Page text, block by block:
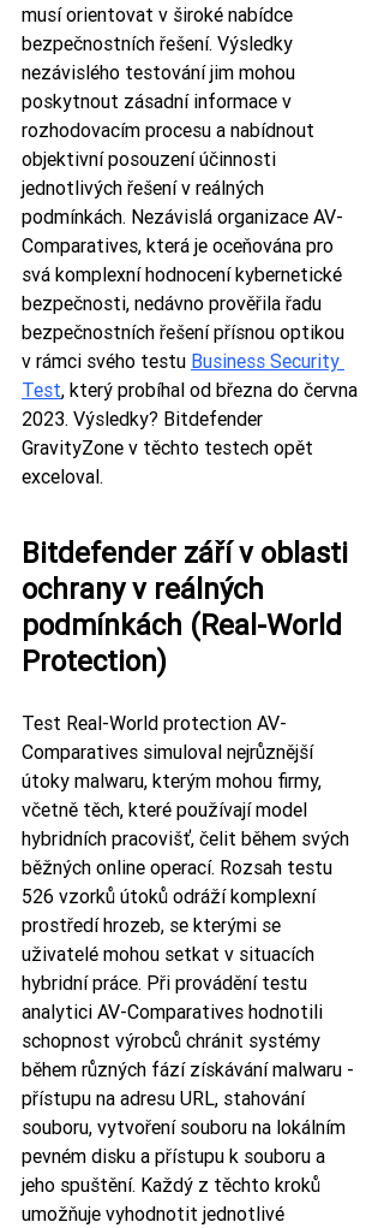
musí orientovat v široké nabídce
bezpečnostních řešení. Výsledky
nezávislého testování jim mohou
poskytnout zásadní informace v
rozhodovacím procesu a nabídnout
objektivní posouzení účinnosti
jednotlivých řešení v reálných
podmínkách. Nezávislá organizace AV-
Comparatives, která je oceňována pro
svá komplexní hodnocení kybernetické
bezpečnosti, nedávno prověřila řadu
bezpečnostních řešení přísnou optikou
v rámci svého testu Business Security
Test, který probíhal od března do června
2023. Výsledky? Bitdefender
GravityZone v těchto testech opět
exceloval.
Bitdefender září v oblasti
ochrany v reálných
podmínkách (Real-World
Protection)
Test Real-World protection AV-
Comparatives simuloval nejrůznější
útoky malwaru, kterým mohou firmy,
včetně těch, které používají model
hybridních pracovišť, čelit během svých
běžných online operací. Rozsah testu
526 vzorků útoků odráží komplexní
prostředí hrozeb, se kterými se
uživatelé mohou setkat v situacích
hybridní práce. Při provádění testu
analytici AV-Comparatives hodnotili
schopnost výrobců chránit systémy
během různých fází získávání malwaru -
přístupu na adresu URL, stahování
souboru, vytvoření souboru na lokálním
pevném disku a přístupu k souboru a
jeho spuštění. Každý z těchto kroků
umožňuje vyhodnotit jednotlivé